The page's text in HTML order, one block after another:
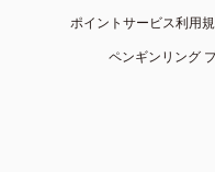
ポイントサービス利用
ペンギンリング